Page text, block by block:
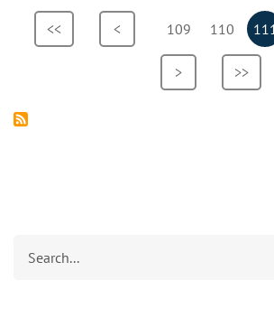
Нумерация
страниц
Первая
<<
Предыдущая
страница
< Страница
109 Страница
110 111
Следующая
> >>